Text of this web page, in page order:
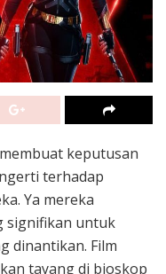
keputusan
terhadap
Ya mereka
signifikan untuk
dinantikan. Film
tayang di bioskop